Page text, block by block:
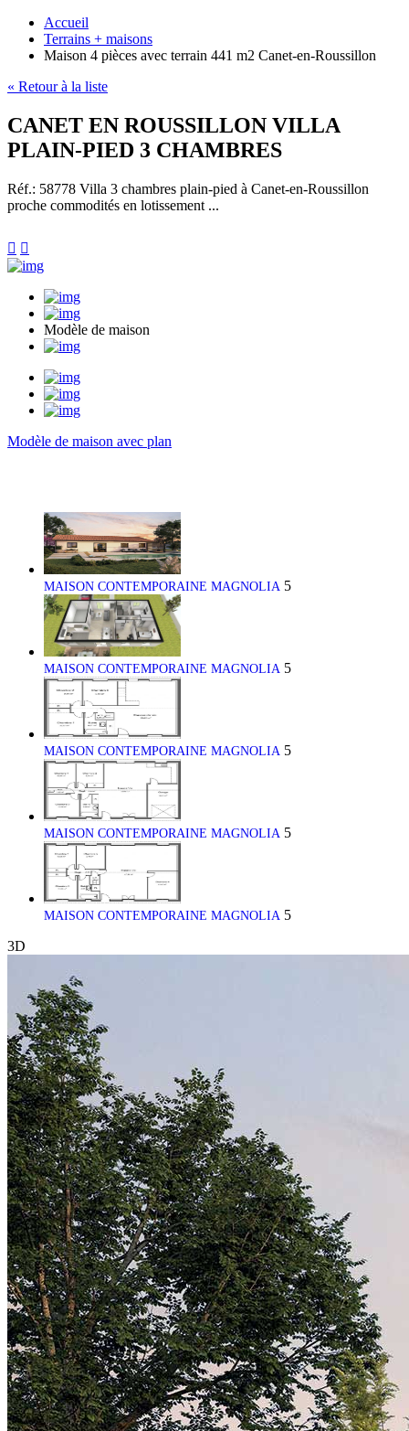
Accueil
Terrains + maisons
Maison 4 pièces avec terrain 441 m2 Canet-en-Roussillon
« Retour à la liste
CANET EN ROUSSILLON VILLA
PLAIN-PIED 3 CHAMBRES
Réf.: 58778 Villa 3 chambres plain-pied à Canet-en-Roussillon
proche commodités en lotissement ...
 
Modèle de maison
Modèle de maison avec plan
MAISON CONTEMPORAINE MAGNOLIA 5
MAISON CONTEMPORAINE MAGNOLIA 5
MAISON CONTEMPORAINE MAGNOLIA 5
MAISON CONTEMPORAINE MAGNOLIA 5
MAISON CONTEMPORAINE MAGNOLIA 5
3D